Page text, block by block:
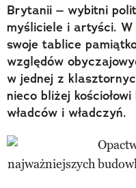
Brytanii – wybitni
myśliciele i artyści.
swoje tablice
względów
w jednej z
nieco bliżej
władców i władczyń.